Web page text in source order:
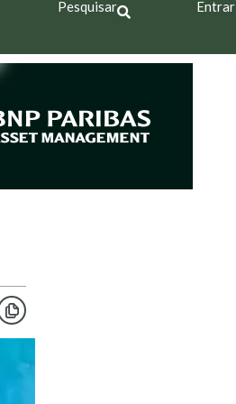
Pesquisar Entrar